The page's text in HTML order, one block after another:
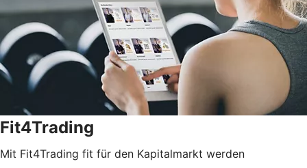
Fit4Trading
Mit Fit4Trading fit für den Kapitalmarkt werden